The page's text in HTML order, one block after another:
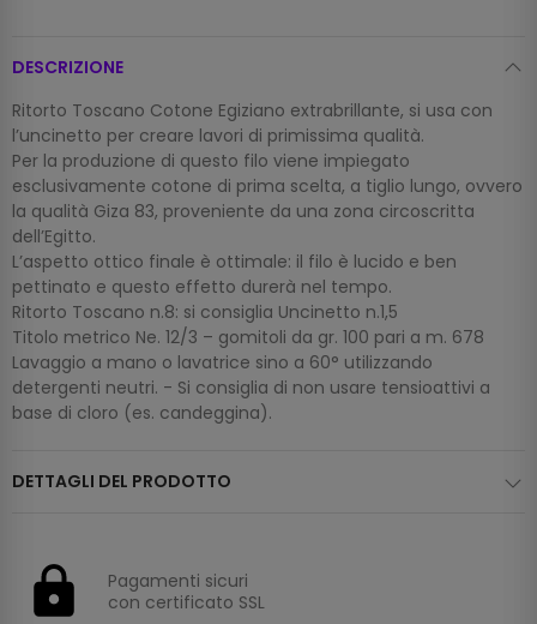
DESCRIZIONE
Ritorto Toscano Cotone Egiziano extrabrillante, si usa con
l’uncinetto per creare lavori di primissima qualità.
Per la produzione di questo filo viene impiegato
esclusivamente cotone di prima scelta, a tiglio lungo, ovvero
la qualità Giza 83, proveniente da una zona circoscritta
dell’Egitto.
L’aspetto ottico finale è ottimale: il filo è lucido e ben
pettinato e questo effetto durerà nel tempo.
Ritorto Toscano n.8: si consiglia Uncinetto n.1,5
Titolo metrico Ne. 12/3 – gomitoli da gr. 100 pari a m. 678
Lavaggio a mano o lavatrice sino a 60° utilizzando
detergenti neutri. - Si consiglia di non usare tensioattivi a
base di cloro (es. candeggina).
DETTAGLI DEL PRODOTTO
Pagamenti sicuri
con certificato SSL